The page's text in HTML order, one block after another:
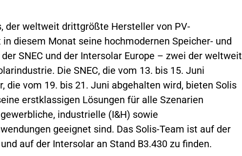
der weltweit drittgrößte Hersteller von PV-
diesem Monat seine hochmodernen Speicher- und
SNEC und der Intersolar Europe – zwei der weltweit
Die SNEC, die vom 13. bis 15. Juni
die vom 19. bis 21. Juni abgehalten wird, bieten Solis
erstklassigen Lösungen für alle Szenarien
industrielle (I&H) sowie
geeignet sind. Das Solis-Team ist auf der
auf der Intersolar an Stand B3.430 zu finden.